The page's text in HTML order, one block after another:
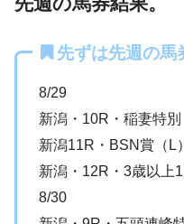
先ずは先週の馬
8/29
新潟・10R・稲妻特別
新潟11R・BSN賞（L
新潟・12R・3歳以上
8/30